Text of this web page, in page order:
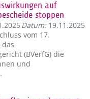
auf
stoppen
Datum:19.11.2025
vom 17.
(BVerfG) die
und